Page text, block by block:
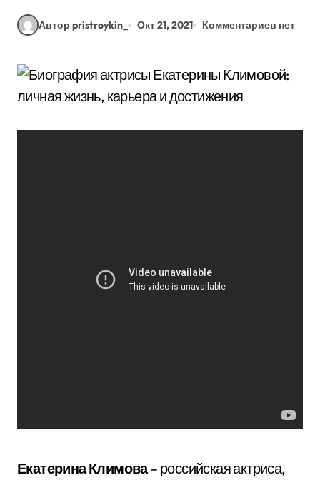
Автор pristroykin_ Окт 21, 2021 Комментариев нет
Екатерина Климова– российская актриса,